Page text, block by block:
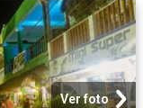
Ver foto